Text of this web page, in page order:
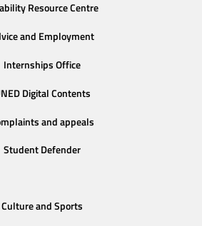
Resource Centre
and Employment
Internships Office
Digital Contents
and appeals
Student Defender
Culture and Sports